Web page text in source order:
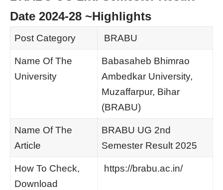
Date 2024-28 ~Highlights
Post Category BRABU
Name Of The
University
Babasaheb Bhimrao
Ambedkar University,
Muzaffarpur, Bihar
(BRABU)
Name Of The
Article
BRABU UG 2nd
Semester Result 2025
How To Check,
Download
https://brabu.ac.in/